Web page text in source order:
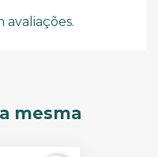
avaliações.
mesma